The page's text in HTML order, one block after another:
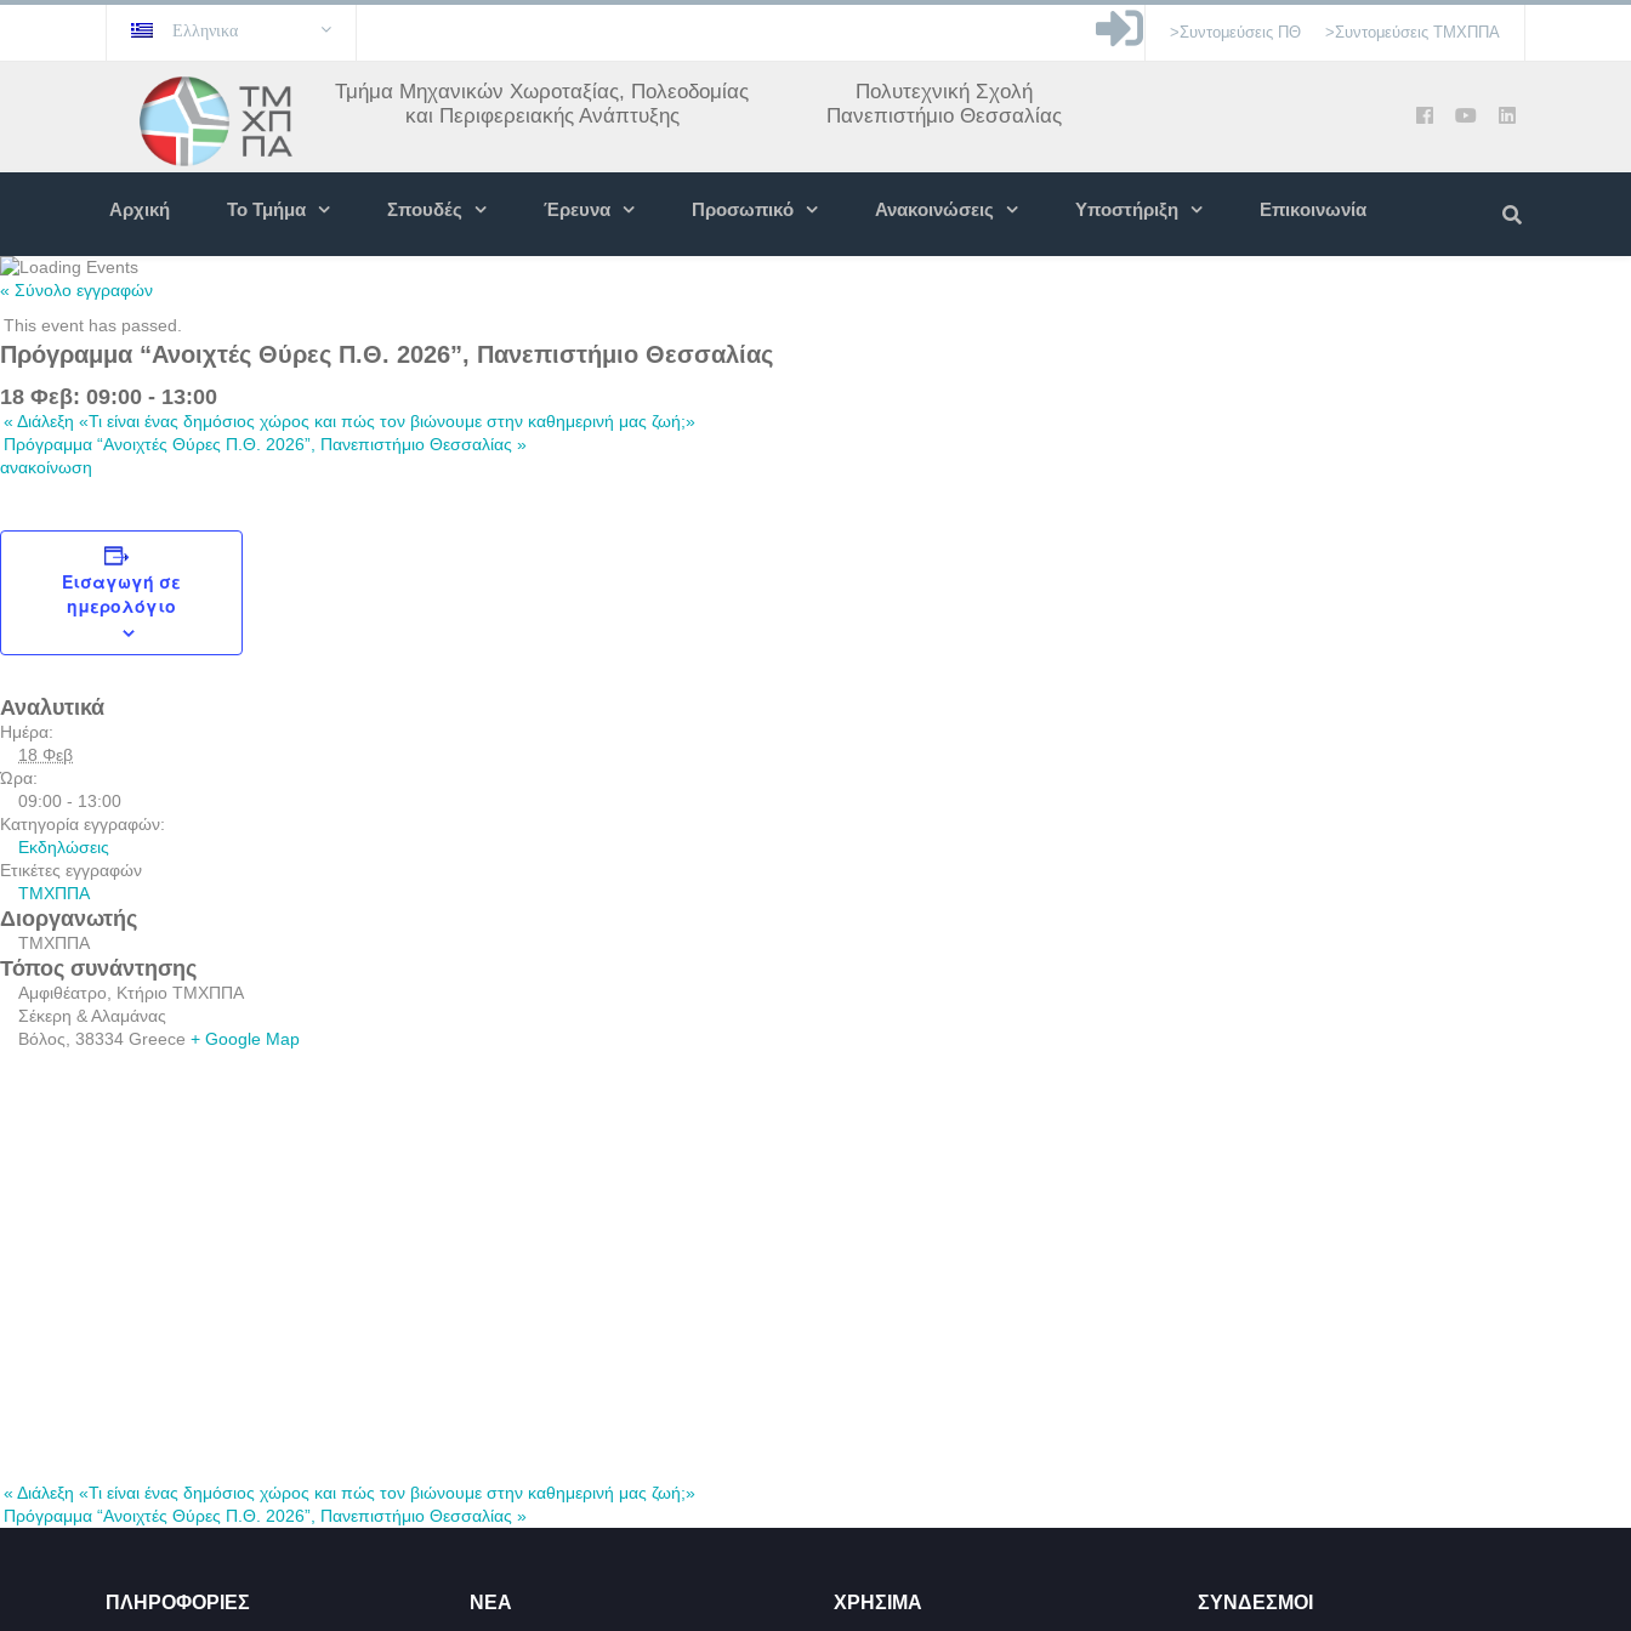
Ελληνικα >Συντομεύσεις ΠΘ >Συντομεύσεις ΤΜΧΠΠΑ
Τμήμα Μηχανικών Χωροταξίας, Πολεοδομίας
και Περιφερειακής Ανάπτυξης
Πολυτεχνική Σχολή
Πανεπιστήμιο Θεσσαλίας
Αρχική Το Τμήμα Σπουδές Έρευνα Προσωπικό Ανακοινώσεις Υποστήριξη Επικοινωνία
« Σύνολο εγγραφών
This event has passed.
Πρόγραμμα “Ανοιχτές Θύρες Π.Θ. 2026”, Πανεπιστήμιο Θεσσαλίας
18 Φεβ: 09:00 - 13:00
« Διάλεξη «Τι είναι ένας δημόσιος χώρος και πώς τον βιώνουμε στην καθημερινή μας ζωή;»
Πρόγραμμα “Ανοιχτές Θύρες Π.Θ. 2026”, Πανεπιστήμιο Θεσσαλίας »
ανακοίνωση
Εισαγωγή σε
ημερολόγιο
Αναλυτικά
Ημέρα:
18 Φεβ
Ώρα:
09:00 - 13:00
Κατηγορία εγγραφών:
Εκδηλώσεις
Ετικέτες εγγραφών
ΤΜΧΠΠΑ
Διοργανωτής
ΤΜΧΠΠΑ
Τόπος συνάντησης
Αμφιθέατρο, Κτήριο ΤΜΧΠΠΑ
Σέκερη & Αλαμάνας
Βόλος 38334 Greece + Google Map
« Διάλεξη «Τι είναι ένας δημόσιος χώρος και πώς τον βιώνουμε στην καθημερινή μας ζωή;»
Πρόγραμμα “Ανοιχτές Θύρες Π.Θ. 2026”, Πανεπιστήμιο Θεσσαλίας »
ΠΛΗΡΟΦΟΡΊΕΣ ΝΈΑ ΧΡΉΣΙΜΑ ΣΥΝΔΕΣΜΟΙ